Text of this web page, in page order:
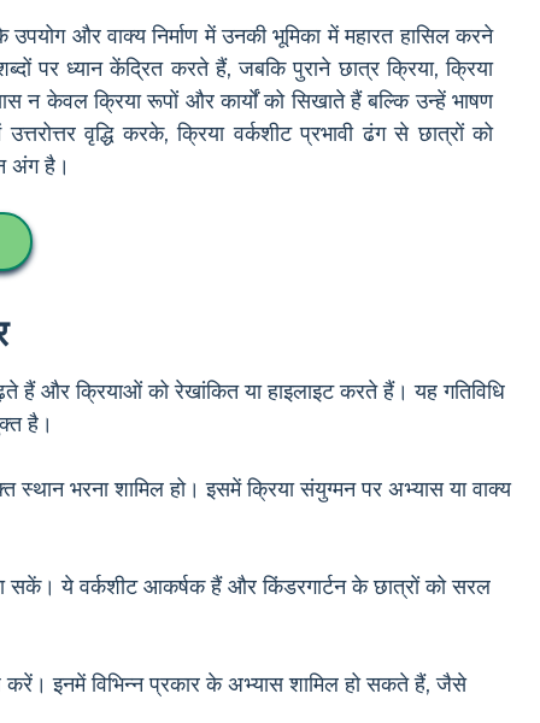
और वाक्य निर्माण में उनकी भूमिका में महारत हासिल करने
पर ध्यान केंद्रित करते हैं, जबकि पुराने छात्र क्रिया, क्रिया
केवल क्रिया रूपों और कार्यों को सिखाते हैं बल्कि उन्हें भाषण
वृद्धि करके, क्रिया वर्कशीट प्रभावी ढंग से छात्रों को
अंग है।
हैं और क्रियाओं को रेखांकित या हाइलाइट करते हैं। यह गतिविधि
है।
भरना शामिल हो। इसमें क्रिया संयुग्मन पर अभ्यास या वाक्य
सकें। ये वर्कशीट आकर्षक हैं और किंडरगार्टन के छात्रों को सरल
इनमें विभिन्न प्रकार के अभ्यास शामिल हो सकते हैं, जैसे